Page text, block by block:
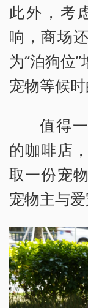
此外，考
响，商场
为“泊狗位
宠物等候时
值得
的咖啡店
取一份宠
宠物主与爱